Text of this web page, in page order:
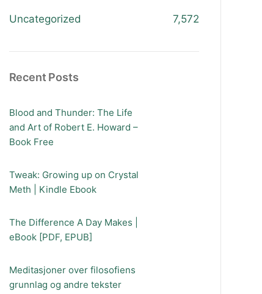
Uncategorized 7,572
Recent Posts
Blood and Thunder: The Life
and Art of Robert E. Howard –
Book Free
Tweak: Growing up on Crystal
Meth | Kindle Ebook
The Difference A Day Makes |
eBook [PDF, EPUB]
Meditasjoner over filosofiens
grunnlag og andre tekster